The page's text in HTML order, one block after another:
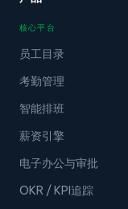
核心平台
员工目录
考勤管理
智能排班
薪资引擎
电子办公与审批
OKR / KPI追踪